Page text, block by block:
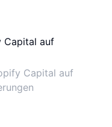
Capital auf